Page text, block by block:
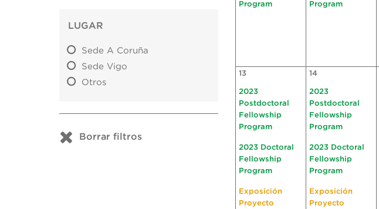
LUGAR
Sede A Coruña
Sede Vigo
Otros
Borrar filtros
Program
Program
13
2023
Postdoctoral
Fellowship
Program
2023 Doctoral
Fellowship
Program
Exposición
Proyecto
14
2023
Postdoctoral
Fellowship
Program
2023 Doctoral
Fellowship
Program
Exposición
Proyecto